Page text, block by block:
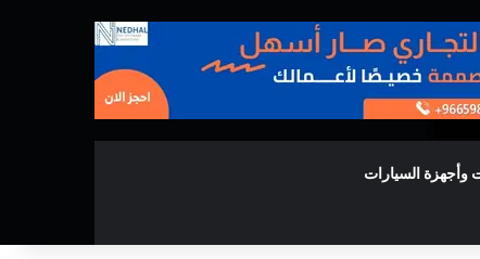
وأجهزة السيارات